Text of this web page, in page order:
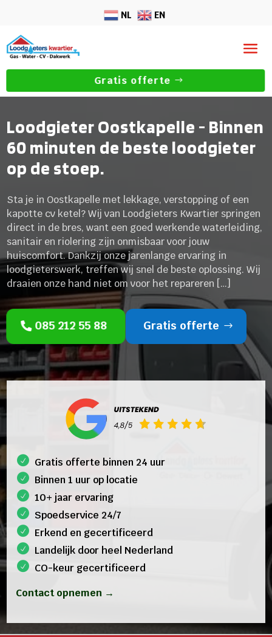
NL EN
Gratis offerte
Loodgieter Oostkapelle - Binnen
60 minuten de beste loodgieter
op de stoep.
Sta je in Oostkapelle met lekkage, verstopping of een
kapotte cv ketel? Wij van Loodgieters Kwartier springen
direct in de bres, want een goed werkende waterleiding,
sanitair en riolering zijn onmisbaar voor jouw
huiscomfort. Dankzij onze jarenlange ervaring in
loodgieterswerk, treffen wij snel de beste oplossing. Wij
draaien onze hand niet om voor het repareren […]
085 212 55 88 Gratis offerte
Gratis offerte binnen 24 uur
Binnen 1 uur op locatie
10+ jaar ervaring
Spoedservice 24/7
Erkend en gecertificeerd
Landelijk door heel Nederland
CO-keur gecertificeerd
Contact opnemen →